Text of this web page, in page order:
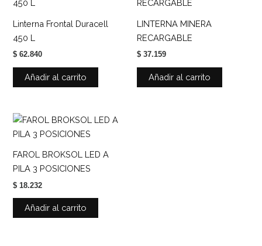
Linterna Frontal Duracell
450 L
$ 62.840
Añadir al carrito
LINTERNA MINERA
RECARGABLE
$ 37.159
Añadir al carrito
FAROL BROKSOL LED A
PILA 3 POSICIONES
$ 18.232
Añadir al carrito